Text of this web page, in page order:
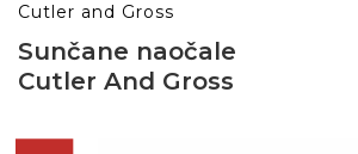
Cutler and Gross
Sunčane naočale
Cutler And Gross